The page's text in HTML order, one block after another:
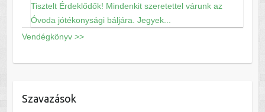
Tisztelt Érdeklődők! Mindenkit szeretettel várunk az
Óvoda jótékonysági báljára. Jegyek...
Vendégkönyv >>
Szavazások